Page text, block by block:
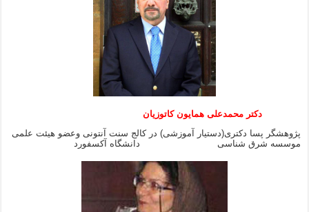
دکتر محمدعلی همایون کاتوزیان
پژوهشگر پسا دکتری(دستیار آموزشی) در کالج سنت آنتونی وعضو هیئت علمی
موسسه شرق شناسی دانشگاه آکسفورد